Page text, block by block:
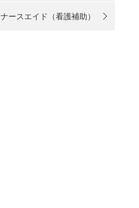
ナースエイド（看護補助）